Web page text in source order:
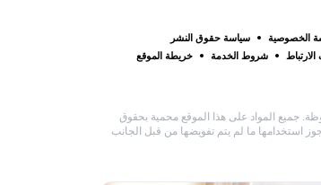
الخصوصية
سياسة حقوق النشر
شروط الخدمة
خريطة الموقع
جميع المواد على هذا الموقع محمية بحقوق
استخدامها ما لم يتم تفويضها من قبل الجانب